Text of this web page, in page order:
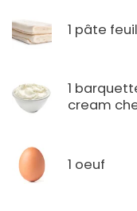
1 pâte
1
cream
1 oeuf